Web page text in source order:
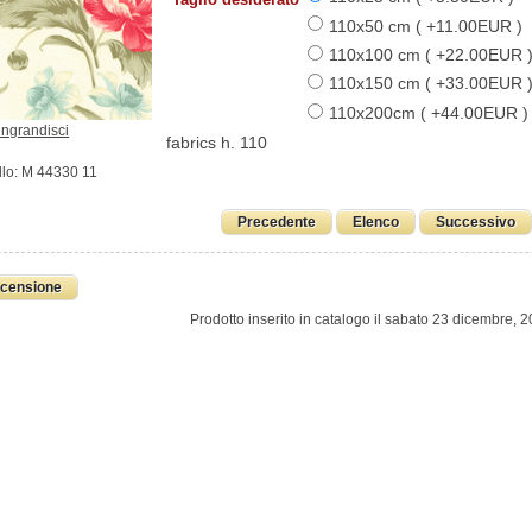
110x50 cm ( +11.00EUR )
110x100 cm ( +22.00EUR )
110x150 cm ( +33.00EUR )
110x200cm ( +44.00EUR )
M 44330 11
fabrics h. 110
Precedente Elenco Successivo
Prodotto inserito in catalogo il sabato 23 dicembre,